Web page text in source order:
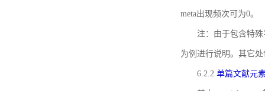
meta出现频次可为0。
注：由于包含特殊
为例进行说明。其它
6.2.2 单篇文献元